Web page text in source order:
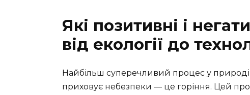
Які позитивні і
від екології до
Найбільш суперечливий процес у природі,
приховує небезпеки — це горіння. Цей